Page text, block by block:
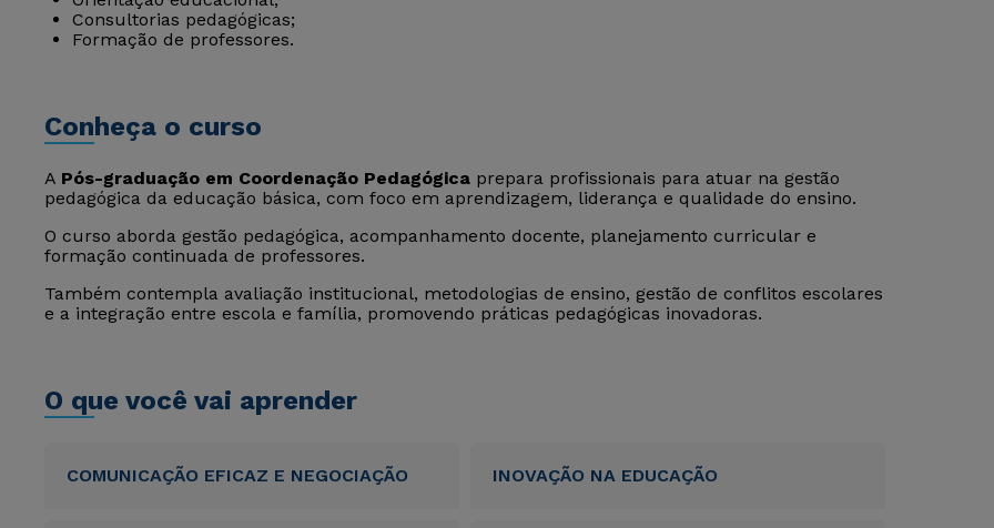
Consultorias pedagógicas;
Formação de professores.
Conheça o curso
A Pós-graduação em Coordenação Pedagógica prepara profissionais para atuar na gestão
pedagógica da educação básica, com foco em aprendizagem, liderança e qualidade do ensino.
O curso aborda gestão pedagógica, acompanhamento docente, planejamento curricular e
formação continuada de professores.
Também contempla avaliação institucional, metodologias de ensino, gestão de conflitos escolares
e a integração entre escola e família, promovendo práticas pedagógicas inovadoras.
O que você vai aprender
COMUNICAÇÃO EFICAZ E NEGOCIAÇÃO INOVAÇÃO NA EDUCAÇÃO